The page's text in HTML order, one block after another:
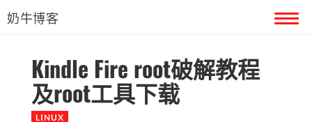
奶牛博客
首页
留言本
Kindle Fire root破解教程
及root工具下载
LINUX